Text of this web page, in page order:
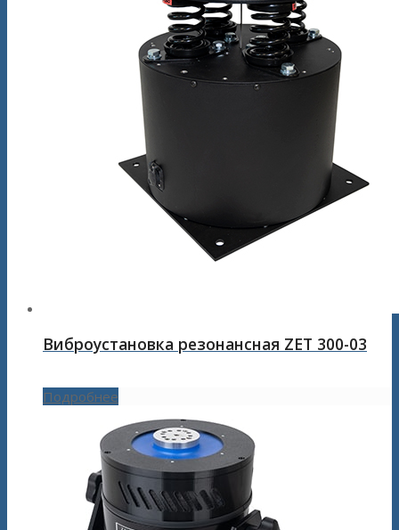
Виброустановка резонансная ZET 300-03
Подробнее